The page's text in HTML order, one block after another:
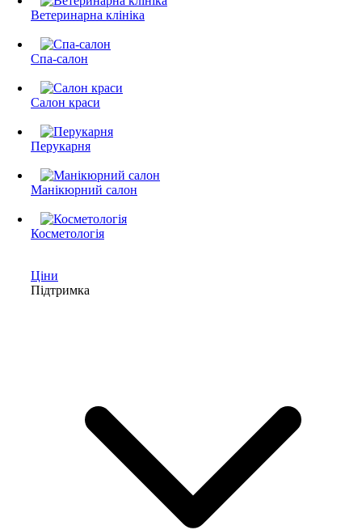
Ветеринарна клініка
Спа-салон
Салон краси
Перукарня
Манікюрний салон
Косметологія
Ціни
Підтримка